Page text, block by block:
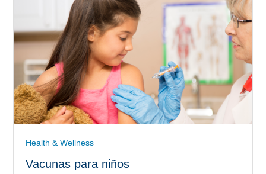
Health & Wellness
Vacunas para niños